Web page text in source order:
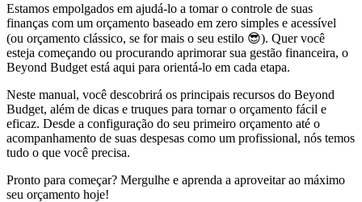
Estamos empolgados em ajudá-lo a tomar o controle de suas
finanças com um orçamento baseado em zero simples e acessível
(ou orçamento clássico, se for mais o seu estilo 😎). Quer você
esteja começando ou procurando aprimorar sua gestão financeira, o
Beyond Budget está aqui para orientá-lo em cada etapa.
Neste manual, você descobrirá os principais recursos do Beyond
Budget, além de dicas e truques para tornar o orçamento fácil e
eficaz. Desde a configuração do seu primeiro orçamento até o
acompanhamento de suas despesas como um profissional, nós temos
tudo o que você precisa.
Pronto para começar? Mergulhe e aprenda a aproveitar ao máximo
seu orçamento hoje!